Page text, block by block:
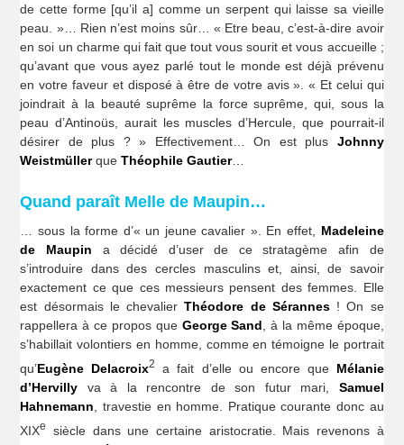
de cette forme [qu’il a] comme un serpent qui laisse sa vieille
peau. »… Rien n’est moins sûr… « Etre beau, c’est-à-dire avoir
en soi un charme qui fait que tout vous sourit et vous accueille ;
qu’avant que vous ayez parlé tout le monde est déjà prévenu
en votre faveur et disposé à être de votre avis ». « Et celui qui
joindrait à la beauté suprême la force suprême, qui, sous la
peau d’Antinoüs, aurait les muscles d’Hercule, que pourrait-il
désirer de plus ? » Effectivement… On est plus Johnny
WeistmüllerqueThéophile Gautier…
Quand paraît Melle de Maupin…
… sous la forme d’« un jeune cavalier ». En effet, Madeleine
de Maupin a décidé d’user de ce stratagème afin de
s’introduire dans des cercles masculins et, ainsi, de savoir
exactement ce que ces messieurs pensent des femmes. Elle
est désormais le chevalierThéodore de Sérannes! On se
rappellera à ce propos que George Sand, à la même époque,
s’habillait volontiers en homme, comme en témoigne le portrait
qu’Eugène Delacroix2 a fait d’elle ou encore que Mélanie
d’Hervilly va à la rencontre de son futur mari, Samuel
Hahnemann , travestie en homme. Pratique courante donc au
XIXe
siècle dans une certaine aristocratie. Mais revenons à